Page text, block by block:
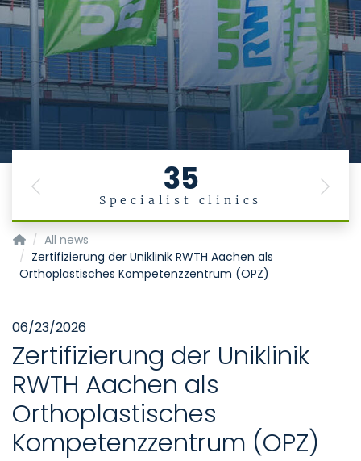
35
Specialist clinics
Previous Next
Homepage of Uniklinik RWTH Aachen
All news
Zertifizierung der Uniklinik RWTH Aachen als
Orthoplastisches Kompetenzzentrum (OPZ)
06/23/2026
Zertifizierung der Uniklinik
RWTH Aachen als
Orthoplastisches
Kompetenzzentrum (OPZ)